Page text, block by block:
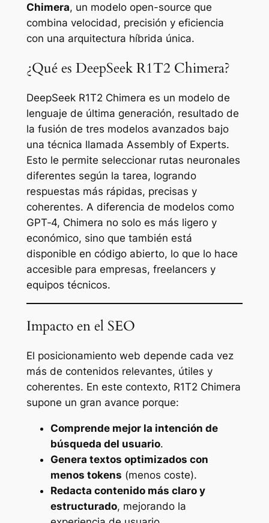
Chimera, un modelo open-source que
combina velocidad, precisión y eficiencia
con una arquitectura híbrida única.
¿Qué es DeepSeek R1T2 Chimera?
DeepSeek R1T2 Chimera es un modelo de
lenguaje de última generación, resultado de
la fusión de tres modelos avanzados bajo
una técnica llamada Assembly of Experts.
Esto le permite seleccionar rutas neuronales
diferentes según la tarea, logrando
respuestas más rápidas, precisas y
coherentes. A diferencia de modelos como
GPT‑4, Chimera no solo es más ligero y
económico, sino que también está
disponible en código abierto, lo que lo hace
accesible para empresas, freelancers y
equipos técnicos.
Impacto en el SEO
El posicionamiento web depende cada vez
más de contenidos relevantes, útiles y
coherentes. En este contexto, R1T2 Chimera
supone un gran avance porque:
Comprende mejor la intención de
búsqueda del usuario.
Genera textos optimizados con
menos tokens (menos coste).
Redacta contenido más claro y
estructurado, mejorando la